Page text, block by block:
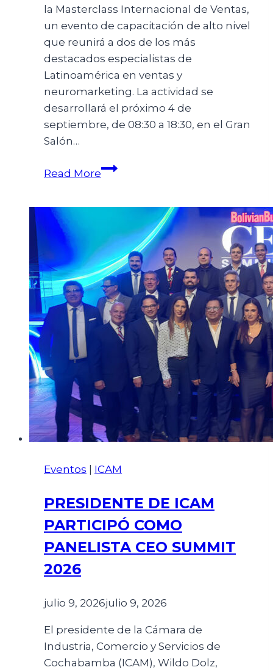
la Masterclass Internacional de Ventas,
un evento de capacitación de alto nivel
que reunirá a dos de los más
destacados especialistas de
Latinoamérica en ventas y
neuromarketing. La actividad se
desarrollará el próximo 4 de
septiembre, de 08:30 a 18:30, en el Gran
Salón…
Read More
Eventos ICAM
PRESIDENTE DE ICAM
PARTICIPÓ COMO
PANELISTA CEO SUMMIT
2026
julio 9, 2026julio 9, 2026
El presidente de la Cámara de
Industria, Comercio y Servicios de
Cochabamba (ICAM), Wildo Dolz,